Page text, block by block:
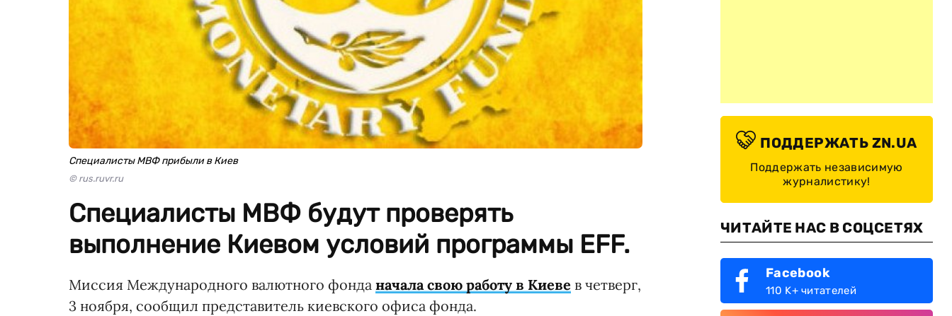
Специалисты МВФ прибыли в Киев
© rus.ruvr.ru
Специалисты МВФ будут проверять
выполнение Киевом условий программы EFF.
Миссия Международного валютного фонда начала свою работу в Киеве в четверг,
3 ноября, сообщил представитель киевского офиса фонда.
ПОДДЕРЖАТЬ ZN.UA
Поддержать независимую
журналистику!
ЧИТАЙТЕ НАС В СОЦСЕТЯХ
Facebook
110 K+ читателей